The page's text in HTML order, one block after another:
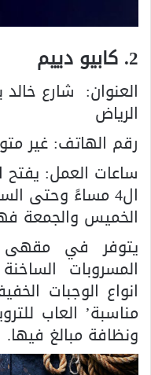
2. كابيو دييم
العنوان: شارع
الرياض
رقم الهاتف: غير
ساعات العمل:
الخميس والجمعة فهو
يتوفر في مقهى
المسروبات
انواع الوجبات
مناسبة’ العاب
ونظافة مبالغ فيها.